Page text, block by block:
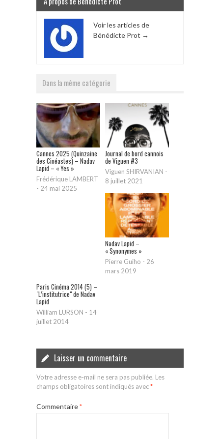
Voir les articles de
Bénédicte Prot →
Dans la même catégorie
Cannes 2025 (Quinzaine
des Cinéastes) – Nadav
Lapid – « Yes »
Frédérique LAMBERT
- 24 mai 2025
Journal de bord cannois
de Viguen #3
Viguen SHIRVANIAN -
8 juillet 2021
Nadav Lapid –
« Synonymes »
Pierre Guiho - 26
mars 2019
Paris Cinéma 2014 (5) –
"L’institutrice" de Nadav
Lapid
William LURSON - 14
juillet 2014
Laisser un commentaire
Votre adresse e-mail ne sera pas publiée. Les
champs obligatoires sont indiqués avec*
Commentaire*